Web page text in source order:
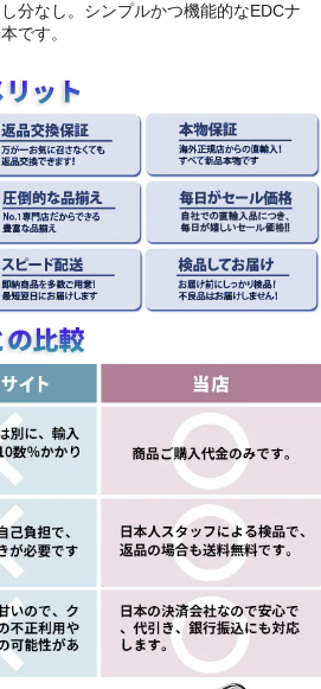
分なし。シンプルかつ機能的なEDCナ
です。